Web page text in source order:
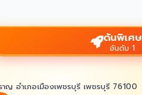
ดันพิเศษ
อันดับ 1
าญ อำเภอเมืองเพชรบุรี เพชรบุรี 76100